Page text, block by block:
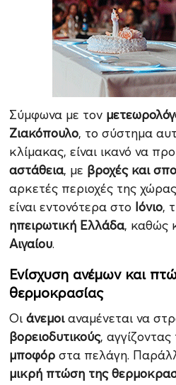
Σύμφωνα με τον
Ζιακόπουλο, το σύστημα
κλίμακας, είναι ικανό να
αστάθεια, με βροχές και
αρκετές περιοχές της
είναι εντονότερα στο Ιόνιο,
ηπειρωτική Ελλάδα, καθώς
Αιγαίου.
Ενίσχυση ανέμων και
θερμοκρασίας
Οι άνεμοιαναμένεται να
βορειοδυτικούς,
μποφόρστα πελάγη.
μικρή πτώση της